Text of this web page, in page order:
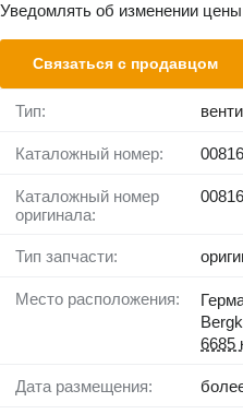
Уведомлять об изменении цены
Связаться с продавцом
Тип:
Каталожный номер:
Каталожный номер
оригинала:
Тип запчасти:
Место расположения:
6685
Дата размещения: